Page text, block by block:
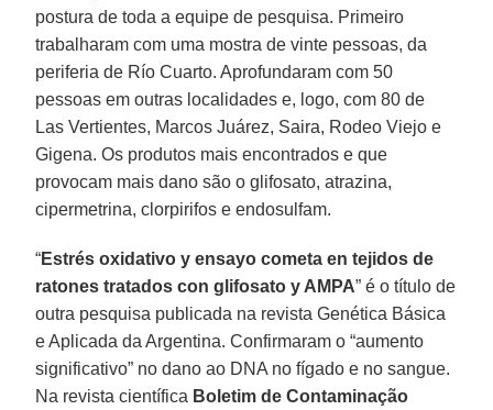
postura de toda a equipe de pesquisa. Primeiro
trabalharam com uma mostra de vinte pessoas, da
periferia de Río Cuarto. Aprofundaram com 50
pessoas em outras localidades e, logo, com 80 de
Las Vertientes, Marcos Juárez, Saira, Rodeo Viejo e
Gigena. Os produtos mais encontrados e que
provocam mais dano são o glifosato, atrazina,
cipermetrina, clorpirifos e endosulfam.
“Estrés oxidativo y ensayo cometa en tejidos de
ratones tratados con glifosato y AMPA” é o título de
outra pesquisa publicada na revista Genética Básica
e Aplicada da Argentina. Confirmaram o “aumento
significativo” no dano ao DNA no fígado e no sangue.
Na revista científica Boletim de Contaminação